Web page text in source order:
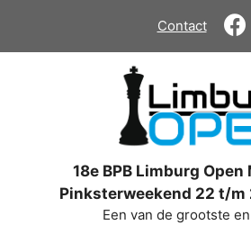
de
Contact
18e BPB Limburg
Pinksterweekend 22 t/m
Een van de grootste